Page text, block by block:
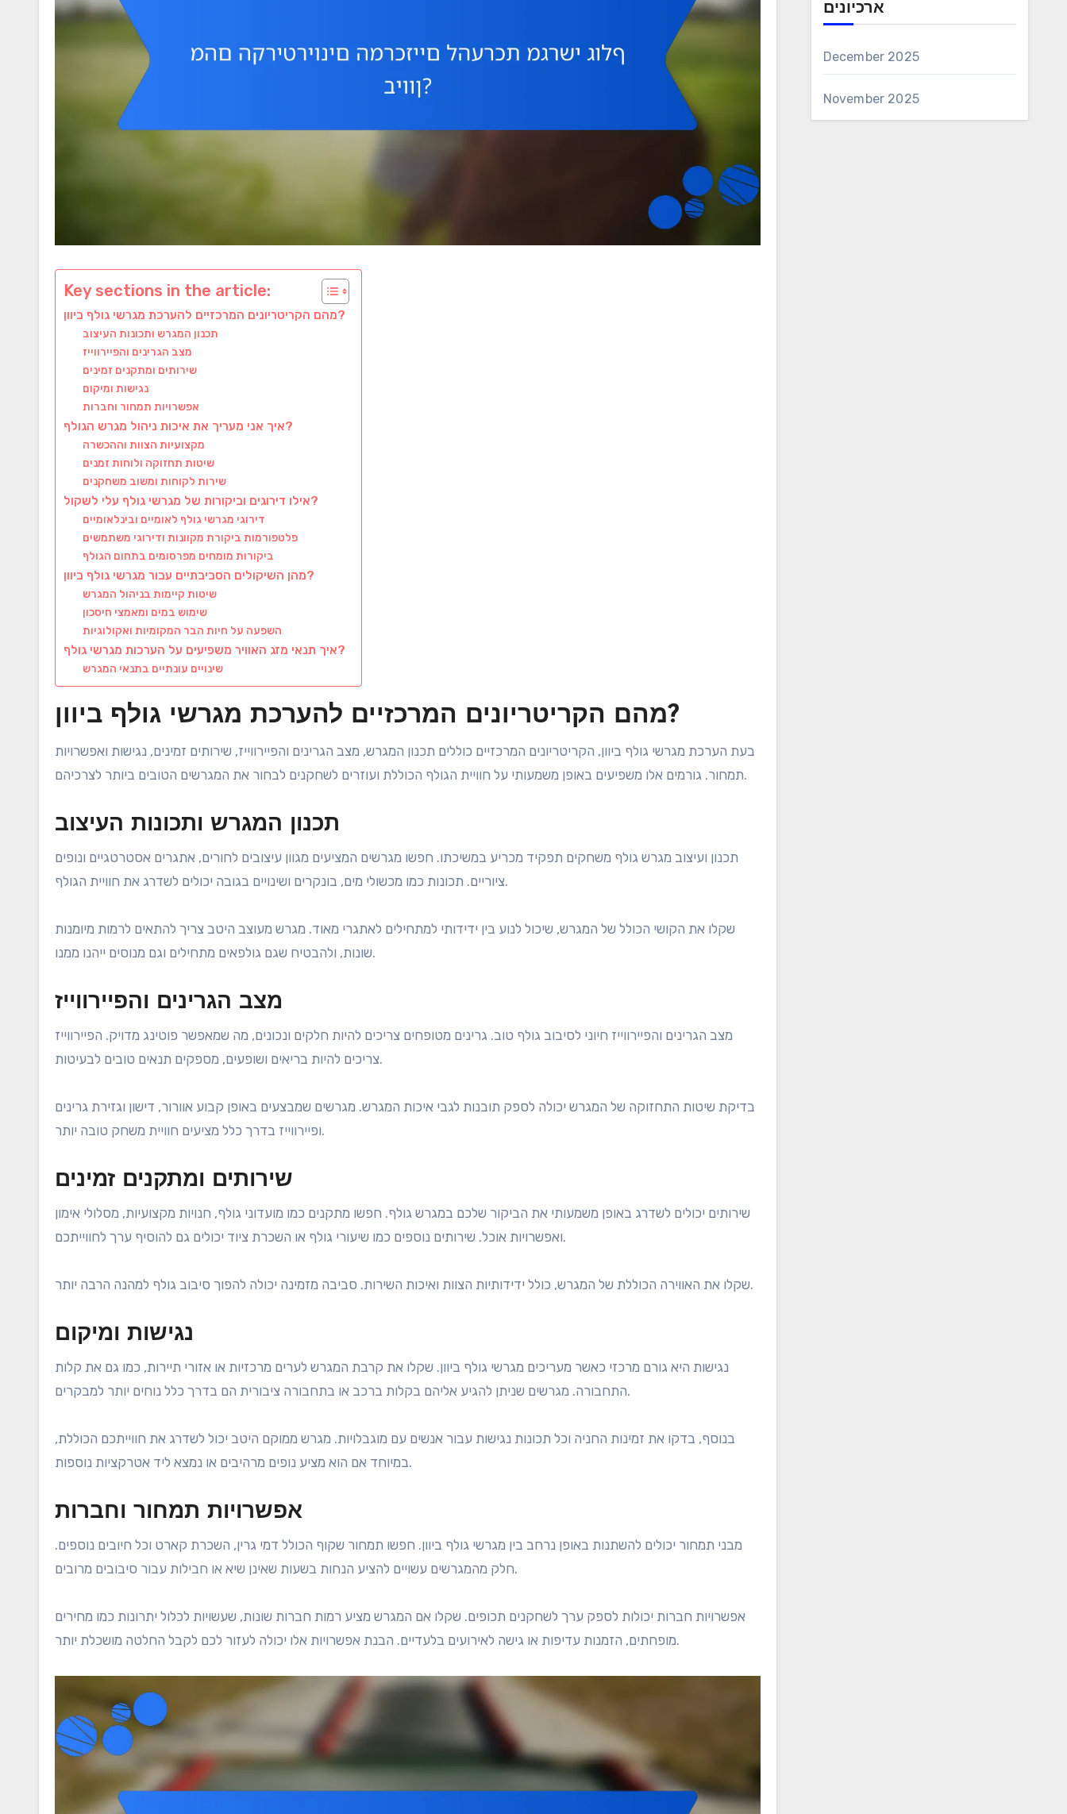
Key sections in the article:
מהם הקריטריונים המרכזיים להערכת מגרשי גולף ביוון?
תכנון המגרש ותכונות העיצוב
מצב הגרינים והפיירווייז
שירותים ומתקנים זמינים
נגישות ומיקום
אפשרויות תמחור וחברות
איך אני מעריך את איכות ניהול מגרש הגולף?
מקצועיות הצוות וההכשרה
שיטות תחזוקה ולוחות זמנים
שירות לקוחות ומשוב משחקנים
אילו דירוגים וביקורות של מגרשי גולף עלי לשקול?
דירוגי מגרשי גולף לאומיים ובינלאומיים
פלטפורמות ביקורת מקוונות ודירוגי משתמשים
ביקורות מומחים מפרסומים בתחום הגולף
מהן השיקולים הסביבתיים עבור מגרשי גולף ביוון?
שיטות קיימות בניהול המגרש
שימוש במים ומאמצי חיסכון
השפעה על חיות הבר המקומיות ואקולוגיות
איך תנאי מזג האוויר משפיעים על הערכות מגרשי גולף?
שינויים עונתיים בתנאי המגרש
מהם הקריטריונים המרכזיים להערכת מגרשי גולף ביוון?
בעת הערכת מגרשי גולף ביוון, הקריטריונים המרכזיים כוללים תכנון המגרש, מצב הגרינים והפיירווייז, שירותים זמינים, נגישות ואפשרויות
תמחור. גורמים אלו משפיעים באופן משמעותי על חוויית הגולף הכוללת ועוזרים לשחקנים לבחור את המגרשים הטובים ביותר לצרכיהם.
תכנון המגרש ותכונות העיצוב
תכנון ועיצוב מגרש גולף משחקים תפקיד מכריע במשיכתו. חפשו מגרשים המציעים מגוון עיצובים לחורים, אתגרים אסטרטגיים ונופים
ציוריים. תכונות כמו מכשולי מים, בונקרים ושינויים בגובה יכולים לשדרג את חוויית הגולף.
שקלו את הקושי הכולל של המגרש, שיכול לנוע בין ידידותי למתחילים לאתגרי מאוד. מגרש מעוצב היטב צריך להתאים לרמות מיומנות
שונות, ולהבטיח שגם גולפאים מתחילים וגם מנוסים ייהנו ממנו.
מצב הגרינים והפיירווייז
מצב הגרינים והפיירווייז חיוני לסיבוב גולף טוב. גרינים מטופחים צריכים להיות חלקים ונכונים, מה שמאפשר פוטינג מדויק. הפיירווייז
צריכים להיות בריאים ושופעים, מספקים תנאים טובים לבעיטות.
בדיקת שיטות התחזוקה של המגרש יכולה לספק תובנות לגבי איכות המגרש. מגרשים שמבצעים באופן קבוע אוורור, דישון וגזירת גרינים
ופיירווייז בדרך כלל מציעים חוויית משחק טובה יותר.
שירותים ומתקנים זמינים
שירותים יכולים לשדרג באופן משמעותי את הביקור שלכם במגרש גולף. חפשו מתקנים כמו מועדוני גולף, חנויות מקצועיות, מסלולי אימון
ואפשרויות אוכל. שירותים נוספים כמו שיעורי גולף או השכרת ציוד יכולים גם להוסיף ערך לחווייתכם.
שקלו את האווירה הכוללת של המגרש, כולל ידידותיות הצוות ואיכות השירות. סביבה מזמינה יכולה להפוך סיבוב גולף למהנה הרבה יותר.
נגישות ומיקום
נגישות היא גורם מרכזי כאשר מעריכים מגרשי גולף ביוון. שקלו את קרבת המגרש לערים מרכזיות או אזורי תיירות, כמו גם את קלות
התחבורה. מגרשים שניתן להגיע אליהם בקלות ברכב או בתחבורה ציבורית הם בדרך כלל נוחים יותר למבקרים.
בנוסף, בדקו את זמינות החניה וכל תכונות נגישות עבור אנשים עם מוגבלויות. מגרש ממוקם היטב יכול לשדרג את חווייתכם הכוללת,
במיוחד אם הוא מציע נופים מרהיבים או נמצא ליד אטרקציות נוספות.
אפשרויות תמחור וחברות
מבני תמחור יכולים להשתנות באופן נרחב בין מגרשי גולף ביוון. חפשו תמחור שקוף הכולל דמי גרין, השכרת קארט וכל חיובים נוספים.
חלק מהמגרשים עשויים להציע הנחות בשעות שאינן שיא או חבילות עבור סיבובים מרובים.
אפשרויות חברות יכולות לספק ערך לשחקנים תכופים. שקלו אם המגרש מציע רמות חברות שונות, שעשויות לכלול יתרונות כמו מחירים
מופחתים, הזמנות עדיפות או גישה לאירועים בלעדיים. הבנת אפשרויות אלו יכולה לעזור לכם לקבל החלטה מושכלת יותר.
ארכיונים
December 2025
November 2025